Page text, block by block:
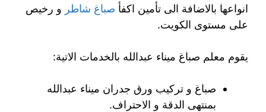
انواعها بالاضافة الى تأمين اكفأ صباغ شاطر و رخيص
على مستوى الكويت.
يقوم معلم صباغ ميناء عبدالله بالخدمات الاتية:
صباغ و تركيب ورق جدران ميناء عبدالله
بمنتهى الدقة و الاحتراف.